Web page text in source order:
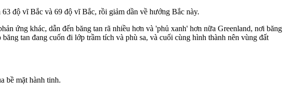
độ vĩ Bắc và 69 độ vĩ Bắc, rồi giảm dần về hướng Bắc này.
ứng khác, dẫn đến băng tan rã nhiều hơn và 'phủ xanh' hơn nữa Greenland, nơi băng
tan đang cuốn đi lớp trầm tích và phù sa, và cuối cùng hình thành nên vùng đất
bề mặt hành tinh.